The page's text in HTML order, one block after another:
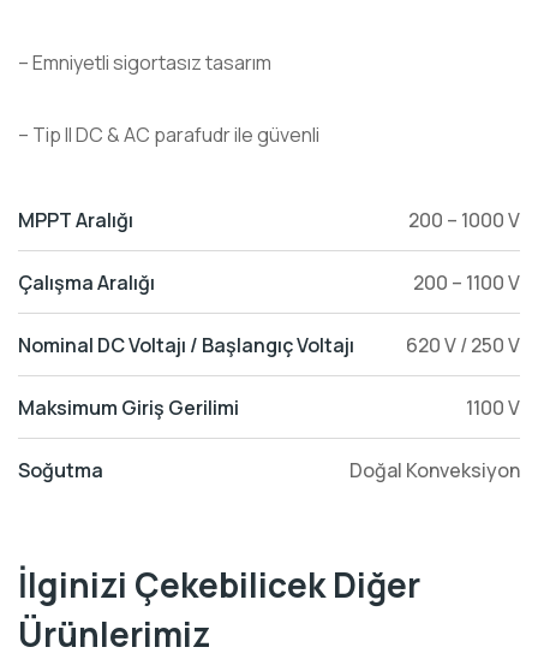
– Emniyetli sigortasız tasarım
– Tip II DC & AC parafudr ile güvenli
MPPT Aralığı 200 – 1000 V
Çalışma Aralığı 200 – 1100 V
Nominal DC Voltajı / Başlangıç Voltajı 620 V / 250 V
Maksimum Giriş Gerilimi 1100 V
Soğutma Doğal Konveksiyon
İlginizi Çekebilicek Diğer
Ürünlerimiz